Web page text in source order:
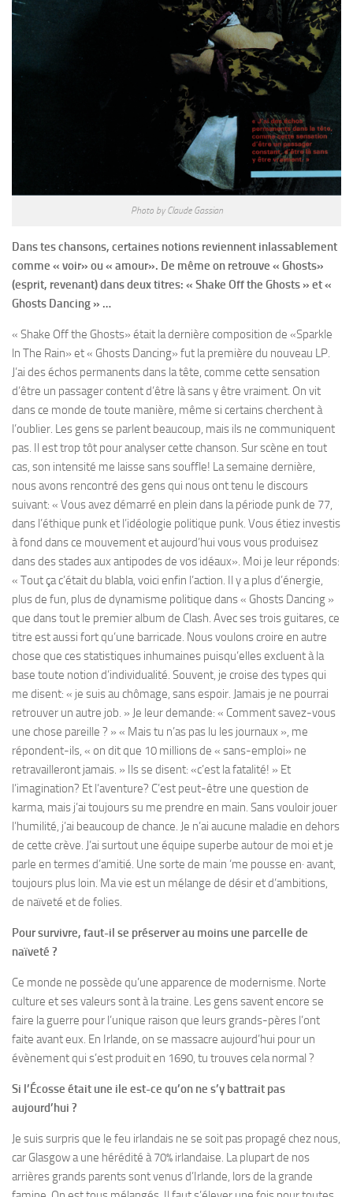
Photo by Claude Gassian
Dans tes chansons, certaines notions reviennent inlassablement
comme « voir» ou « amour». De même on retrouve « Ghosts»
(esprit, revenant) dans deux titres: « Shake Off the Ghosts » et «
Ghosts Dancing » …
« Shake Off the Ghosts» était la dernière composition de «Sparkle
ln The Rain» et « Ghosts Dancing» fut la première du nouveau LP.
J’ai des échos permanents dans la tête, comme cette sensation
d’être un passager content d’être là sans y être vraiment. On vit
dans ce monde de toute manière, même si certains cherchent à
l’oublier. Les gens se parlent beaucoup, mais ils ne communiquent
pas. Il est trop tôt pour analyser cette chanson. Sur scène en tout
cas, son intensité me laisse sans souffle! La semaine dernière,
nous avons rencontré des gens qui nous ont tenu le discours
suivant: « Vous avez démarré en plein dans la période punk de 77,
dans l’éthique punk et l’idéologie politique punk. Vous étiez investis
à fond dans ce mouvement et aujourd’hui vous vous produisez
dans des stades aux antipodes de vos idéaux». Moi je leur réponds:
« Tout ça c’était du blabla, voici enfin l’action. Il y a plus d’énergie,
plus de fun, plus de dynamisme politique dans « Ghosts Dancing »
que dans tout le premier album de Clash. Avec ses trois guitares, ce
titre est aussi fort qu’une barricade. Nous voulons croire en autre
chose que ces statistiques inhumaines puisqu’elles excluent à la
base toute notion d’individualité. Souvent, je croise des types qui
me disent: « je suis au chômage, sans espoir. Jamais je ne pourrai
retrouver un autre job. » Je leur demande: « Comment savez-vous
une chose pareille ? » « Mais tu n’as pas lu les journaux », me
répondent-ils, « on dit que 10 millions de « sans-emploi» ne
retravailleront jamais. » Ils se disent: «c’est la fatalité! » Et
l’imagination? Et l’aventure? C’est peut-être une question de
karma, mais j’ai toujours su me prendre en main. Sans vouloir jouer
l’humilité, j’ai beaucoup de chance. Je n’ai aucune maladie en dehors
de cette crève. J’ai surtout une équipe superbe autour de moi et je
parle en termes d’amitié. Une sorte de main ‘me pousse en· avant,
toujours plus loin. Ma vie est un mélange de désir et d’ambitions,
de naïveté et de folies.
Pour survivre, faut-il se préserver au moins une parcelle de
naïveté ?
Ce monde ne possède qu’une apparence de modernisme. Norte
culture et ses valeurs sont à la traine. Les gens savent encore se
faire la guerre pour l’unique raison que leurs grands-pères l’ont
faite avant eux. En Irlande, on se massacre aujourd’hui pour un
évènement qui s’est produit en 1690, tu trouves cela normal ?
Si l’Écosse était une ile est-ce qu’on ne s’y battrait pas
aujourd’hui ?
Je suis surpris que le feu irlandais ne se soit pas propagé chez nous,
car Glasgow a une hérédité à 70% irlandaise. La plupart de nos
arrières grands parents sont venus d’Irlande, lors de la grande